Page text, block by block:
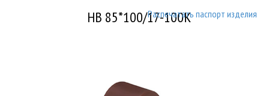
HB 85*100/17-100KРаспечатать паспорт изделия